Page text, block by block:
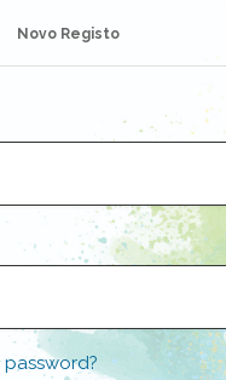
Novo Registo